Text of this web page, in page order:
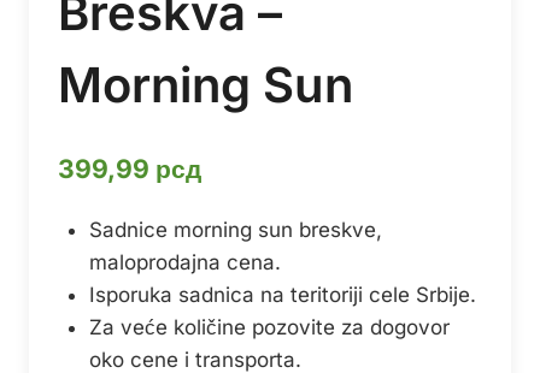
Breskva –
Morning Sun
399,99 рсд
Sadnice morning sun breskve,
maloprodajna cena.
Isporuka sadnica na teritoriji cele Srbije.
Za veće količine pozovite za dogovor
oko cene i transporta.